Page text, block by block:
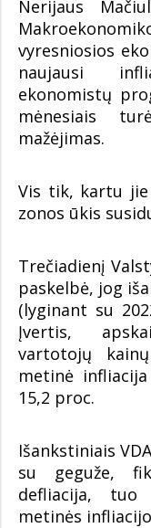
Nerijaus
vyresniosios
naujausi
ekonomistų
mėnesiais
mažėjimas.
Vis tik, kartu
zonos ūkis
Trečiadienį
paskelbė, jog
(lyginant su
Įvertis,
vartotojų
metinė
15,2 proc.
Išankstiniais
su geguže,
defliacija, tuo
metinės